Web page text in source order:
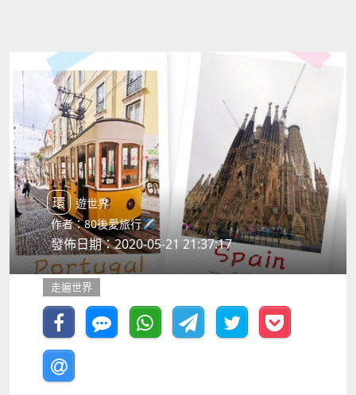
環遊世界
作者：80後愛旅行✈️
發佈日期：2020-05-21 21:37:17
走遍世界